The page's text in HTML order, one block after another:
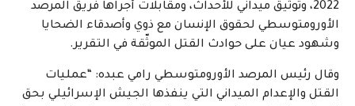
2022، وتوثيق ميداني للأحداث، ومقابلات أجراها فريق المرصد
الأورومتوسطي لحقوق الإنسان مع ذوي وأصدقاء الضحايا
وشهود عيان على حوادث القتل الموثّقة في التقرير.
وقال رئيس المرصد الأورومتوسطي رامي عبده: “عمليات
القتل والإعدام الميداني التي ينفذها الجيش الإسرائيلي بحق